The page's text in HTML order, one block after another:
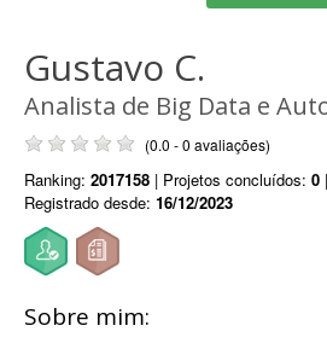
Gustavo C.
Analista de Big Data e
(0.0 - 0 avaliações)
Ranking: 2017158 | Projetos concluídos: 0
Registrado desde: 16/12/2023
Sobre mim: